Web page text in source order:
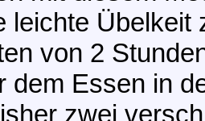
leichte
von 2
dem Essen in
zwei